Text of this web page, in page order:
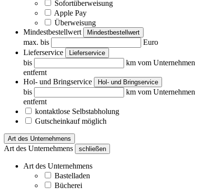
Sofortüberweisung
Apple Pay
Überweisung
Mindestbestellwert
Mindestbestellwert
max. bis
Euro
Lieferservice
Lieferservice
bis
km vom Unternehmen
entfernt
Hol- und Bringservice
Hol- und Bringservice
bis
km vom Unternehmen
entfernt
kontaktlose Selbstabholung
Gutscheinkauf möglich
Art des Unternehmens
Art des Unternehmens schließen
Art des Unternehmens
Bastelladen
Bücherei